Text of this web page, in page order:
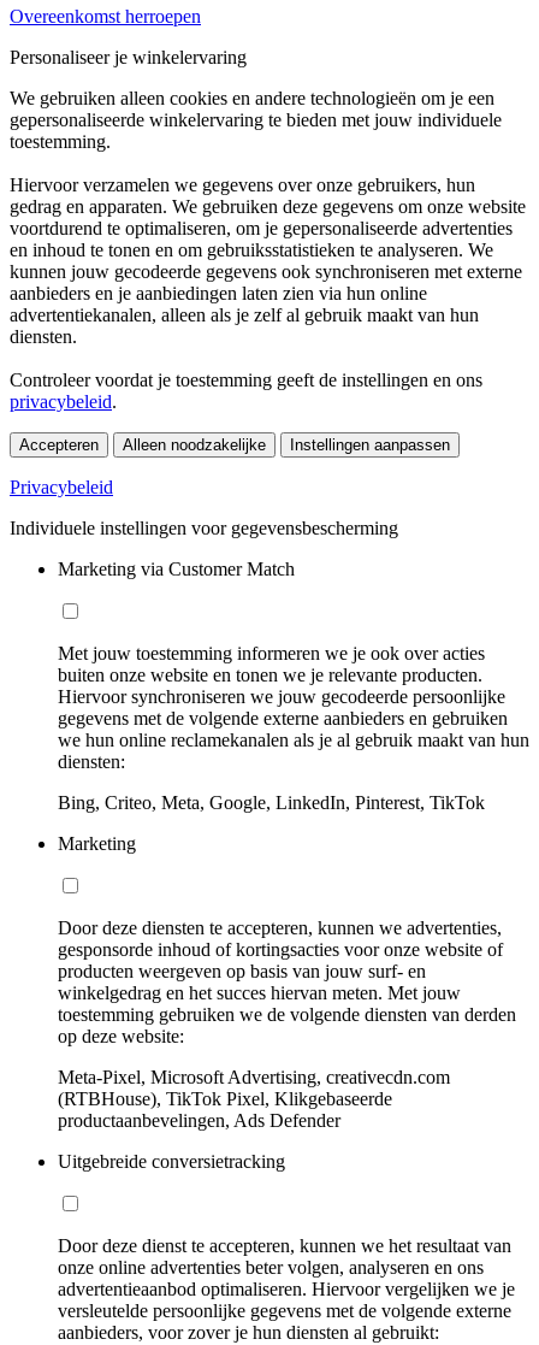
Overeenkomst herroepen
Personaliseer je winkelervaring
We gebruiken alleen cookies en andere technologieën om je een
gepersonaliseerde winkelervaring te bieden met jouw individuele
toestemming.
Hiervoor verzamelen we gegevens over onze gebruikers, hun
gedrag en apparaten. We gebruiken deze gegevens om onze website
voortdurend te optimaliseren, om je gepersonaliseerde advertenties
en inhoud te tonen en om gebruiksstatistieken te analyseren. We
kunnen jouw gecodeerde gegevens ook synchroniseren met externe
aanbieders en je aanbiedingen laten zien via hun online
advertentiekanalen, alleen als je zelf al gebruik maakt van hun
diensten.
Controleer voordat je toestemming geeft de instellingen en ons
privacybeleid.
Accepteren Alleen noodzakelijke Instellingen aanpassen
Privacybeleid
Individuele instellingen voor gegevensbescherming
Marketing via Customer Match
Met jouw toestemming informeren we je ook over acties
buiten onze website en tonen we je relevante producten.
Hiervoor synchroniseren we jouw gecodeerde persoonlijke
gegevens met de volgende externe aanbieders en gebruiken
we hun online reclamekanalen als je al gebruik maakt van hun
diensten:
Bing, Criteo, Meta, Google, LinkedIn, Pinterest, TikTok
Marketing
Door deze diensten te accepteren, kunnen we advertenties,
gesponsorde inhoud of kortingsacties voor onze website of
producten weergeven op basis van jouw surf- en
winkelgedrag en het succes hiervan meten. Met jouw
toestemming gebruiken we de volgende diensten van derden
op deze website:
Meta-Pixel, Microsoft Advertising, creativecdn.com
(RTBHouse), TikTok Pixel, Klikgebaseerde
productaanbevelingen, Ads Defender
Uitgebreide conversietracking
Door deze dienst te accepteren, kunnen we het resultaat van
onze online advertenties beter volgen, analyseren en ons
advertentieaanbod optimaliseren. Hiervoor vergelijken we je
versleutelde persoonlijke gegevens met de volgende externe
aanbieders, voor zover je hun diensten al gebruikt: